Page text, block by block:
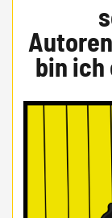
bin ich